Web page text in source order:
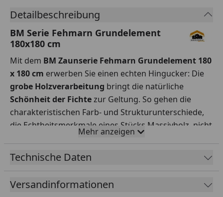
Detailbeschreibung
BM Serie Fehmarn Grundelement
180x180 cm
Mit dem BM Zaunserie Fehmarn Grundelement 180
x 180 cm erwerben Sie einen echten Hingucker: Die
grobe Holzverarbeitung bringt die natürliche
Schönheit der Fichtezur Geltung. So gehen die
charakteristischen Farb- und Strukturunterschiede,
die Echtheitsmerkmale eines Stücks Massivholz, nicht
Zur Zaunserie Fehmarn gehören
verschiedene Elemente
gereiht oder kombiniert
werden können (Maße BxH):
Material:Fichte
Mehr anzeigen
Technische Daten
Versandinformationen